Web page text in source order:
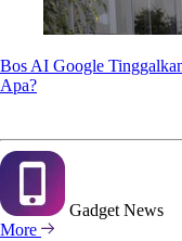
Bos AI Google
Apa?
Gadget News
More